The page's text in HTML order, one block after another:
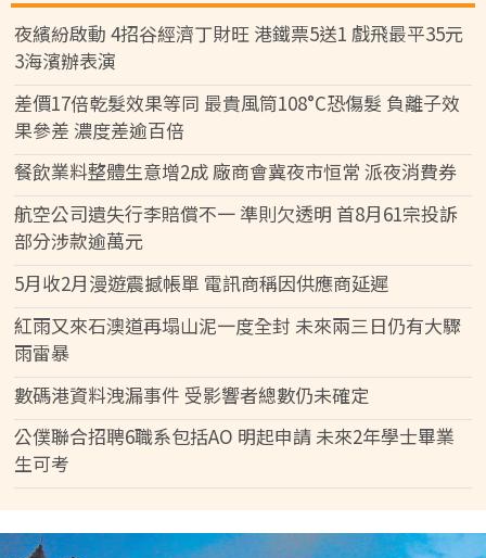
夜繽紛啟動 4招谷經濟丁財旺 港鐵票5送1 戲飛最平35元
3海濱辦表演
差價17倍乾髮效果等同 最貴風筒108°C恐傷髮 負離子效
果參差 濃度差逾百倍
餐飲業料整體生意增2成 廠商會冀夜市恒常 派夜消費券
航空公司遺失行李賠償不一 準則欠透明 首8月61宗投訴
部分涉款逾萬元
5月收2月漫遊震撼帳單 電訊商稱因供應商延遲
紅雨又來石澳道再塌山泥一度全封 未來兩三日仍有大驟
雨雷暴
數碼港資料洩漏事件 受影響者總數仍未確定
公僕聯合招聘6職系包括AO 明起申請 未來2年學士畢業
生可考